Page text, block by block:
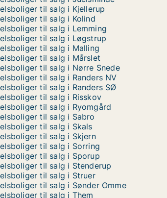
til salg i Kjellerup
til salg i Kolind
til salg i Lemming
til salg i Løgstrup
til salg i Malling
til salg i Mårslet
til salg i Nørre Snede
til salg i Randers NV
til salg i Randers SØ
til salg i Risskov
til salg i Ryomgård
til salg i Sabro
til salg i Skals
til salg i Skjern
til salg i Sorring
til salg i Sporup
til salg i Stenderup
til salg i Struer
til salg i Sønder Omme
til salg i Them